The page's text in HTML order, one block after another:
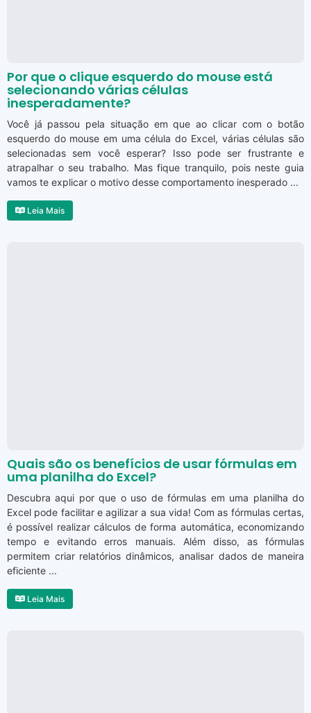
Por que o clique esquerdo do mouse está
selecionando várias células
inesperadamente?
Você já passou pela situação em que ao clicar com o botão
esquerdo do mouse em uma célula do Excel, várias células são
selecionadas sem você esperar? Isso pode ser frustrante e
atrapalhar o seu trabalho. Mas fique tranquilo, pois neste guia
vamos te explicar o motivo desse comportamento inesperado ...
Leia Mais
Quais são os benefícios de usar fórmulas em
uma planilha do Excel?
Descubra aqui por que o uso de fórmulas em uma planilha do
Excel pode facilitar e agilizar a sua vida! Com as fórmulas certas,
é possível realizar cálculos de forma automática, economizando
tempo e evitando erros manuais. Além disso, as fórmulas
permitem criar relatórios dinâmicos, analisar dados de maneira
eficiente ...
Leia Mais